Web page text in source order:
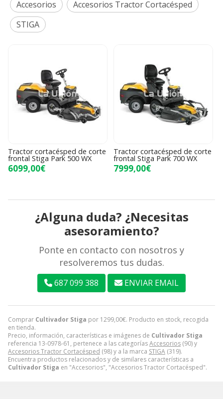
Comprar Cultivador Stiga por 1299,00€. Producto en stock, recogida
en tienda.
Precio, información, características e imágenes de Cultivador Stiga
referencia 13-0978-61, pertenece a las categoríasAccesorios (90) y
Accesorios Tractor Cortacésped (98) y a la marca STIGA (319).
Encuentra productos relacionados y de similares características a
Cultivador Stiga en "Accesorios", "Accesorios Tractor Cortacésped".
Accesorios
Accesorios Tractor Cortacésped
STIGA
de corte
WX
Tractor cortacésped de corte
frontal Stiga Park 700 WX
7999,00€
Tractor cortacésped
frontal Stiga Park 900
8799,00€
¿Alguna duda? ¿Necesitas
asesoramiento?
Ponte en contacto con nosotros y
resolveremos tus dudas.
687 099 388 ENVIAR EMAIL